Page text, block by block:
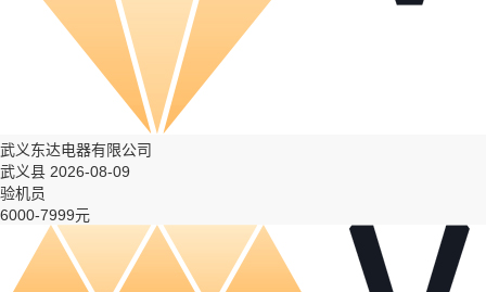
武义东达电器有限公司
武义县 2026-08-09
验机员
6000-7999元